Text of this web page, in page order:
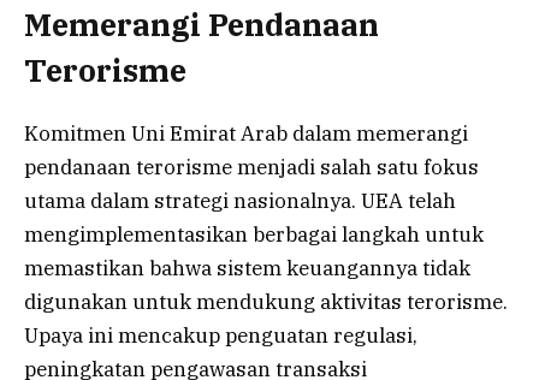
Memerangi Pendanaan
Terorisme
Komitmen Uni Emirat Arab dalam memerangi
pendanaan terorisme menjadi salah satu fokus
utama dalam strategi nasionalnya. UEA telah
mengimplementasikan berbagai langkah untuk
memastikan bahwa sistem keuangannya tidak
digunakan untuk mendukung aktivitas terorisme.
Upaya ini mencakup penguatan regulasi,
peningkatan pengawasan transaksi